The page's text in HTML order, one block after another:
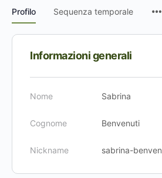
Profilo Sequenza temporale
Informazioni generali
Nome Sabrina
Cognome Benvenuti
Nickname sabrina-